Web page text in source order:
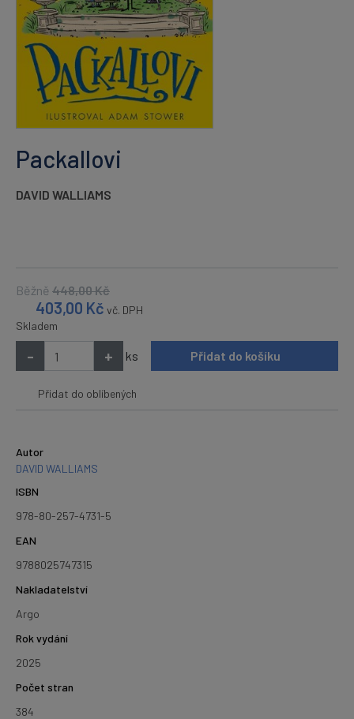
Packallovi
DAVID WALLIAMS
Běžně 448,00Kč
403,00 Kč vč. DPH
Skladem
- + ks Přidat do košíku
Přidat do oblíbených
Autor
DAVID WALLIAMS
ISBN
978-80-257-4731-5
EAN
9788025747315
Nakladatelství
Argo
Rok vydání
2025
Počet stran
384